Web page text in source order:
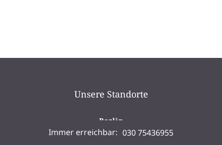
Unsere Standorte
Berlin
Kollwitzstraße 91
Immer erreichbar: 030 75436955